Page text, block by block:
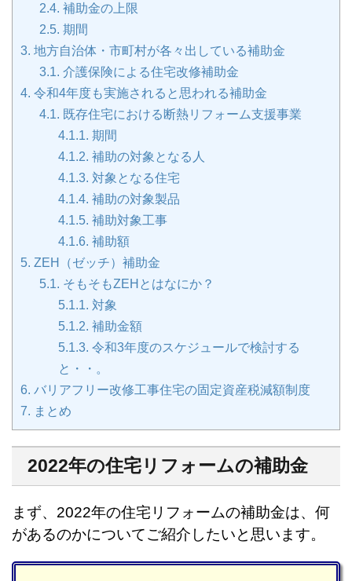
2.4. 補助金の上限
2.5. 期間
3. 地方自治体・市町村が各々出している補助金
3.1. 介護保険による住宅改修補助金
4. 令和4年度も実施されると思われる補助金
4.1. 既存住宅における断熱リフォーム支援事業
4.1.1. 期間
4.1.2. 補助の対象となる人
4.1.3. 対象となる住宅
4.1.4. 補助の対象製品
4.1.5. 補助対象工事
4.1.6. 補助額
5. ZEH（ゼッチ）補助金
5.1. そもそもZEHとはなにか？
5.1.1. 対象
5.1.2. 補助金額
5.1.3. 令和3年度のスケジュールで検討する
と・・。
6. バリアフリー改修工事住宅の固定資産税減額制度
7. まとめ
2022年の住宅リフォームの補助金
まず、2022年の住宅リフォームの補助金は、何
があるのかについてご紹介したいと思います。